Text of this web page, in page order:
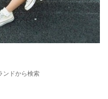
ンドから検索